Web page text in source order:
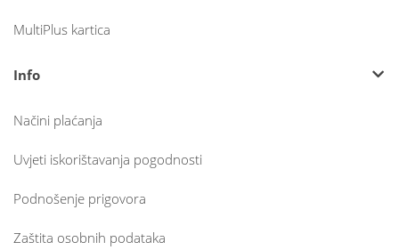
MultiPlus kartica
Info
Načini plaćanja
Uvjeti iskorištavanja pogodnosti
Podnošenje prigovora
Zaštita osobnih podataka